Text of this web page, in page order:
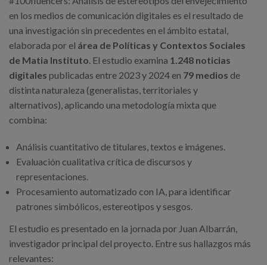
en los medios de comunicación digitales es el resultado de
una investigación sin precedentes en el ámbito estatal,
elaborada por el área de Políticas y Contextos Sociales
de Matia Instituto. El estudio examina 1.248 noticias
digitales publicadas entre 2023 y 2024 en 79 medios de
distinta naturaleza (generalistas, territoriales y
alternativos), aplicando una metodología mixta que
combina:
Análisis cuantitativo de titulares, textos e imágenes.
Evaluación cualitativa crítica de discursos y
representaciones.
Procesamiento automatizado con IA, para identificar
patrones simbólicos, estereotipos y sesgos.
El estudio es presentado en la jornada por Juan Albarrán,
investigador principal del proyecto. Entre sus hallazgos más
relevantes: